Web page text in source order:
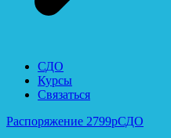
СДО
Курсы
Связаться
Распоряжение 2799рСДО